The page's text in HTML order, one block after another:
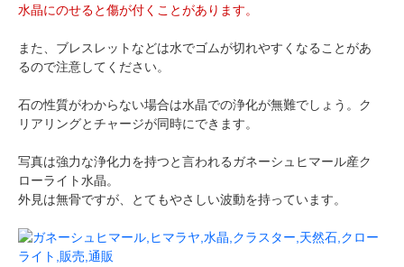
水晶にのせると傷が付くことがあります。
また、ブレスレットなどは水でゴムが切れやすくなることがあ
るので注意してください。
石の性質がわからない場合は水晶での浄化が無難でしょう。ク
リアリングとチャージが同時にできます。
写真は強力な浄化力を持つと言われるガネーシュヒマール産ク
ローライト水晶。
外見は無骨ですが、とてもやさしい波動を持っています。